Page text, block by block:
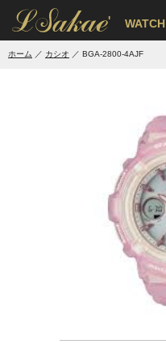
' WATCH
ホーム カシオ BGA-2800-4AJF